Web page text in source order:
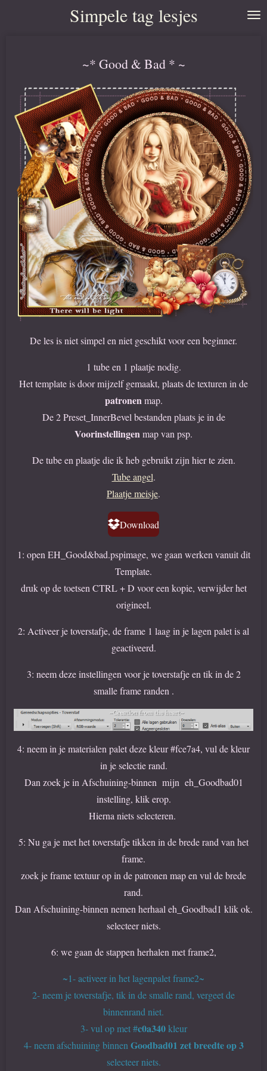
Simpele tag lesjes
~* Good & Bad * ~
De les is niet simpel en niet geschikt voor een beginner.
1 tube en 1 plaatje nodig.
Het template is door mijzelf gemaakt, plaats de texturen in de
patronen map.
De 2 Preset_InnerBevel bestanden plaats je in de
Voorinstellingenmap van psp.
De tube en plaatje die ik heb gebruikt zijn hier te zien.
Tube angel.
Plaatje meisje.
Download
1: open EH_Good&bad.pspimage, we gaan werken vanuit dit
Template.
druk op de toetsen CTRL + D voor een kopie, verwijder het
origineel.
2: Activeer je toverstafje, de frame 1 laag in je lagen palet is al
geactiveerd.
3: neem deze instellingen voor je toverstafje en tik in de 2
smalle frame randen .
4: neem in je materialen palet deze kleur #fce7a4, vul de kleur
in je selectie rand.
Dan zoek je in Afschuining-binnen mijn eh_Goodbad01
instelling, klik erop.
Hierna niets selecteren.
5: Nu ga je met het toverstafje tikken in de brede rand van het
frame.
zoek je frame textuur op in de patronen map en vul de brede
rand.
Dan Afschuining-binnen nemen herhaal eh_Goodbad1 klik ok.
selecteer niets.
6: we gaan de stappen herhalen met frame2,
~1- activeer in het lagenpalet frame2~
2- neem je toverstafje, tik in de smalle rand, vergeet de
binnenrand niet.
3- vul op met #c0a340kleur
4- neem afschuining binnen Goodbad01 zet breedte op 3
selecteer niets.